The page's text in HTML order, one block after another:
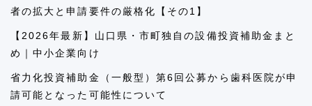
者の拡大と申請要件の厳格化【その1】
【2026年最新】山口県・市町独自の設備投資補助金まと
め｜中小企業向け
省力化投資補助金（一般型）第6回公募から歯科医院が申
請可能となった可能性について